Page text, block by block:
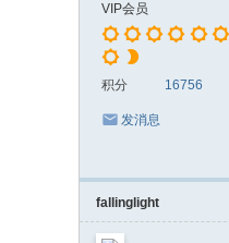
VIP会员
积分 16756
发消息
fallinglight